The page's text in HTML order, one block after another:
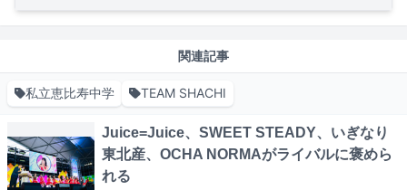
関連記事
私立恵比寿中学 TEAM SHACHI
Juice=Juice、SWEET STEADY、いぎなり
東北産、OCHA NORMAがライバルに褒めら
れる